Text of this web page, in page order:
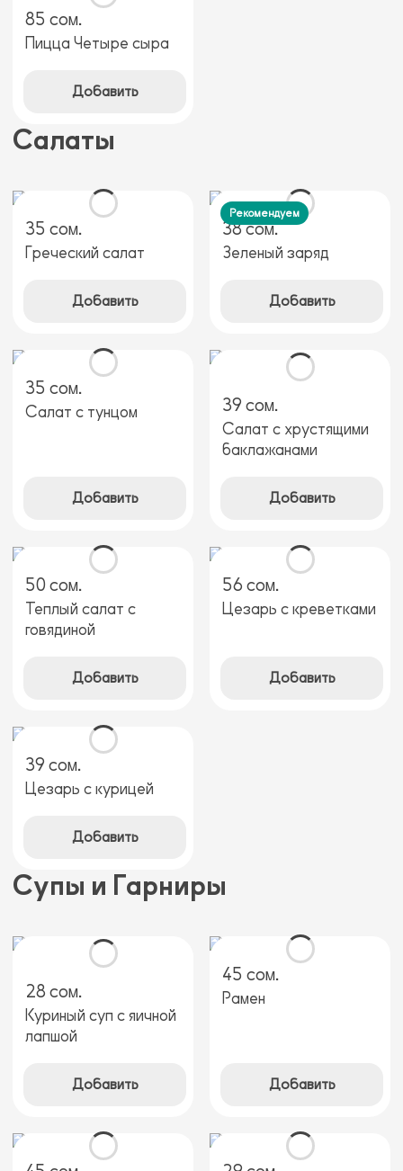
85 сом.
Пицца Четыре сыра
Добавить
Салаты
35 сом.
Греческий салат
Добавить
38 сом.
Зеленый заряд
Добавить
Рекомендуем
35 сом.
Салат с тунцом
Добавить
39 сом.
Салат с хрустящими
баклажанами
Добавить
50 сом.
Теплый салат с
говядиной
Добавить
56 сом.
Цезарь с креветками
Добавить
39 сом.
Цезарь с курицей
Добавить
Супы и Гарниры
28 сом.
Куриный суп с яичной
лапшой
Добавить
45 сом.
Рамен
Добавить